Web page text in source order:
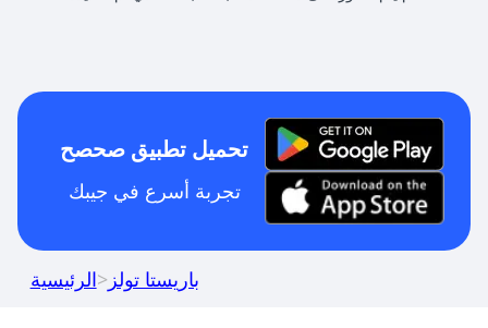
تحميل تطبيق صحصح
تجربة أسرع في جيبك
الرئيسية> باريستا تولز